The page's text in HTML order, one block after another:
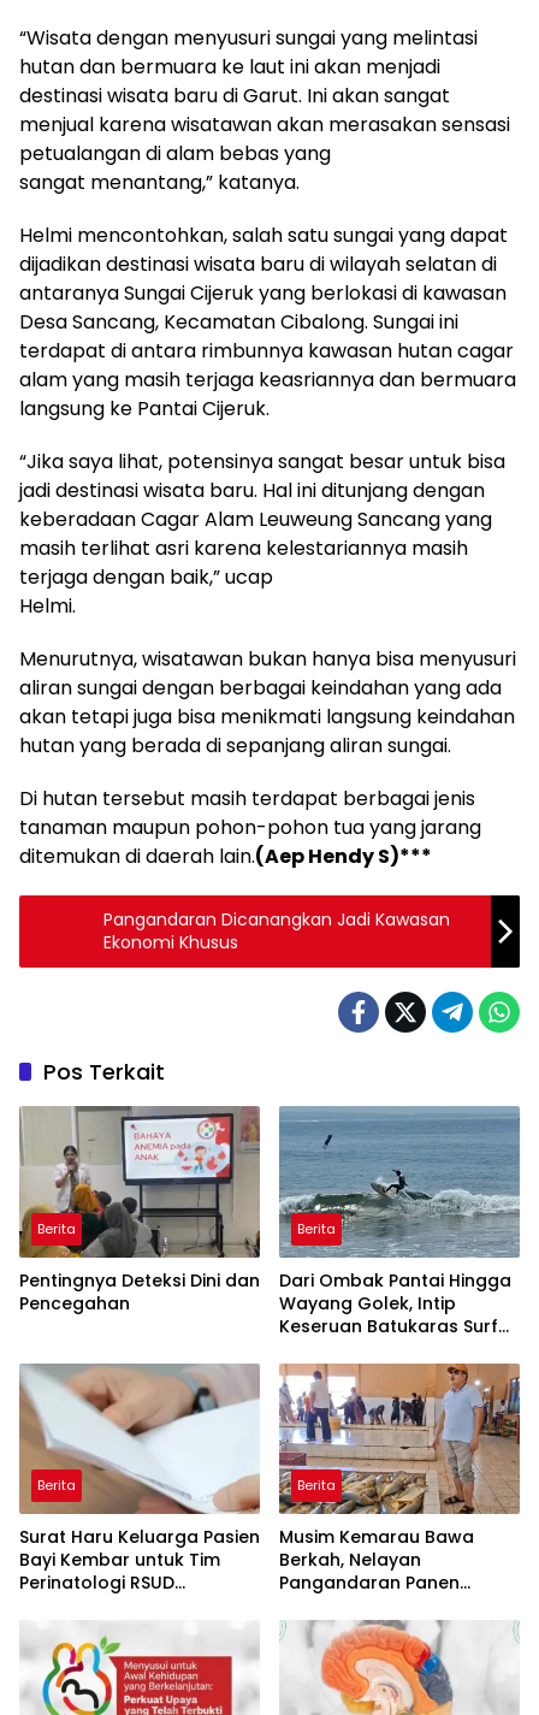
“Wisata dengan menyusuri sungai yang melintasi
hutan dan bermuara ke laut ini akan menjadi
destinasi wisata baru di Garut. Ini akan sangat
menjual karena wisatawan akan merasakan sensasi
petualangan di alam bebas yang
sangat menantang,” katanya.
Helmi mencontohkan, salah satu sungai yang dapat
dijadikan destinasi wisata baru di wilayah selatan di
antaranya Sungai Cijeruk yang berlokasi di kawasan
Desa Sancang, Kecamatan Cibalong. Sungai ini
terdapat di antara rimbunnya kawasan hutan cagar
alam yang masih terjaga keasriannya dan bermuara
langsung ke Pantai Cijeruk.
“Jika saya lihat, potensinya sangat besar untuk bisa
jadi destinasi wisata baru. Hal ini ditunjang dengan
keberadaan Cagar Alam Leuweung Sancang yang
masih terlihat asri karena kelestariannya masih
terjaga dengan baik,” ucap
Helmi.
Menurutnya, wisatawan bukan hanya bisa menyusuri
aliran sungai dengan berbagai keindahan yang ada
akan tetapi juga bisa menikmati langsung keindahan
hutan yang berada di sepanjang aliran sungai.
Di hutan tersebut masih terdapat berbagai jenis
tanaman maupun pohon-pohon tua yang jarang
ditemukan di daerah lain.(Aep Hendy S)***
Pangandaran Dicanangkan Jadi Kawasan
Ekonomi Khusus
Pos Terkait
Berita
Pentingnya Deteksi Dini dan
Pencegahan
Berita
Dari Ombak Pantai Hingga
Wayang Golek, Intip
Keseruan Batukaras Surf
Berita
Surat Haru Keluarga Pasien
Bayi Kembar untuk Tim
Perinatologi RSUD
Ibu Kedua
Berita
Musim Kemarau Bawa
Berkah, Nelayan
Pangandaran Panen
TPI Tembus Rp14,7 Miliar